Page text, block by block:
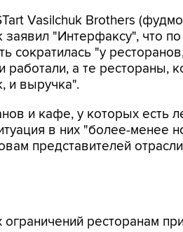
Vasilchuk Brothers
"Интерфаксу", что
сократилась "у
работали, а те рестораны,
и выручка".
и кафе, у которых есть
в них "более-менее
представителей
ресторанам